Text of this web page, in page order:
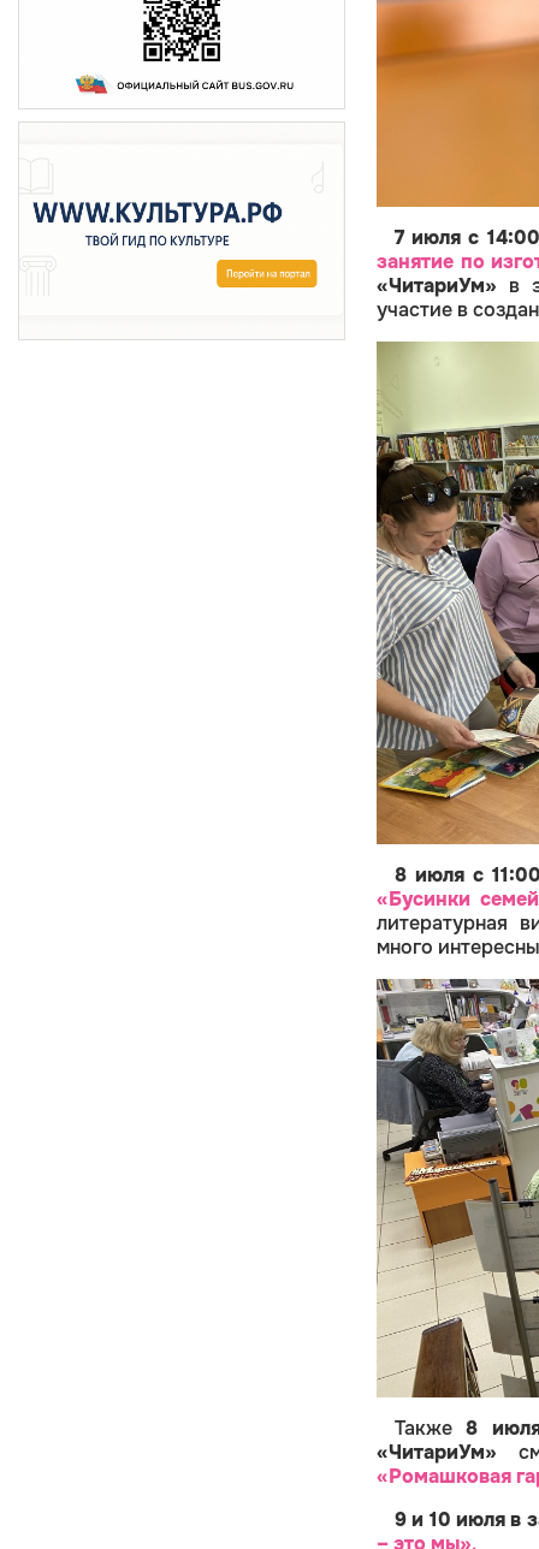
7 июля с
занятие по
«ЧитариУм» в
участие в
8 июля с
«Бусинки
литературная
много
Также8
«ЧитариУм»
«Ромашковая
9 и 10 июля в
– это мы».